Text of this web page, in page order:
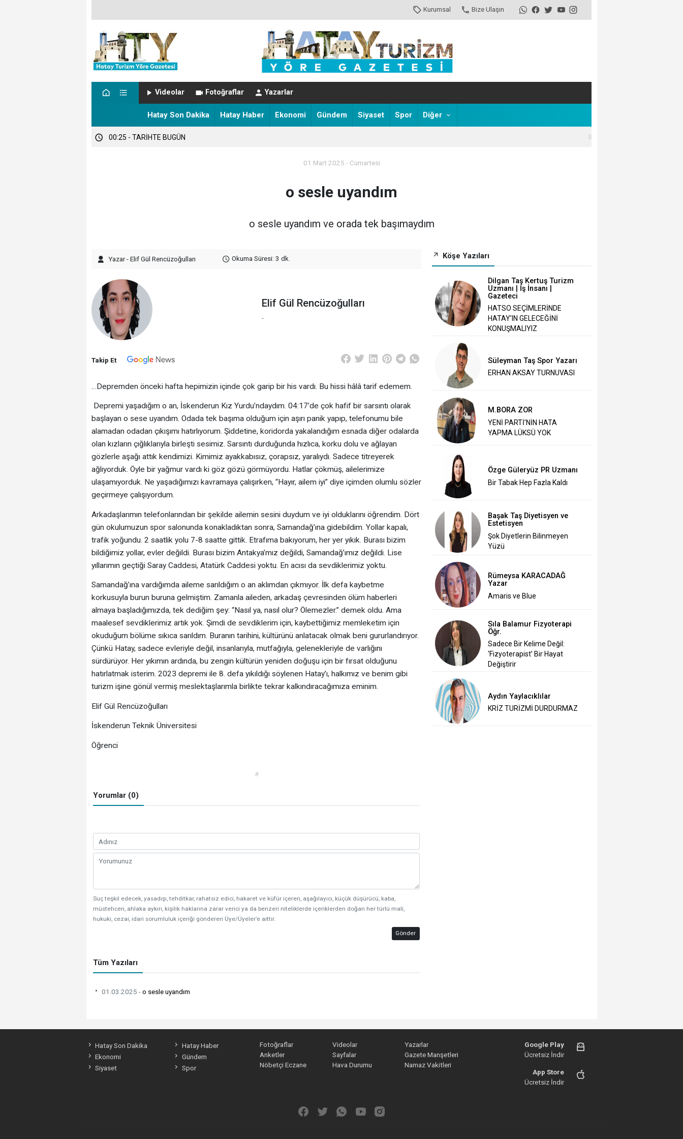
Kurumsal Bize Ulaşın
Videolar Fotoğraflar Yazarlar
Hatay Son Dakika Hatay Haber Ekonomi Gündem Siyaset Spor Diğer
00:25 - TARİHTE BUGÜN
01 Mart 2025 - Cumartesi
o sesle uyandım
o sesle uyandım ve orada tek başımaydım
Yazar - Elif Gül Rencüzoğulları Okuma Süresi: 3 dk.
Elif Gül Rencüzoğulları
-
Takip Et
…Depremden önceki hafta hepimizin içinde çok garip bir his vardı. Bu hissi hâlâ tarif edemem.
Depremi yaşadığım o an, İskenderun Kız Yurdu’ndaydım. 04:17’de çok hafif bir sarsıntı olarak
başlayan o sese uyandım. Odada tek başıma olduğum için aşırı panik yapıp, telefonumu bile
alamadan odadan çıkışımı hatırlıyorum. Şiddetine, koridorda yakalandığım esnada diğer odalarda
olan kızların çığlıklarıyla birleşti sesimiz. Sarsıntı durduğunda hızlıca, korku dolu ve ağlayan
gözlerle aşağı attık kendimizi. Kimimiz ayakkabısız, çorapsız, yaralıydı. Sadece titreyerek
ağlıyorduk. Öyle bir yağmur vardı ki göz gözü görmüyordu. Hatlar çökmüş, ailelerimize
ulaşamıyorduk. Ne yaşadığımızı kavramaya çalışırken, “Hayır, ailem iyi” diye içimden olumlu sözler
geçirmeye çalışıyordum.
Arkadaşlarımın telefonlarından bir şekilde ailemin sesini duydum ve iyi olduklarını öğrendim. Dört
gün okulumuzun spor salonunda konakladıktan sonra, Samandağ’ına gidebildim. Yollar kapalı,
trafik yoğundu. 2 saatlik yolu 7-8 saatte gittik. Etrafıma bakıyorum, her yer yıkık. Burası bizim
bildiğimiz yollar, evler değildi. Burası bizim Antakya’mız değildi, Samandağ’ımız değildi. Lise
yıllarımın geçtiği Saray Caddesi, Atatürk Caddesi yoktu. En acısı da sevdiklerimiz yoktu.
Samandağ’ına vardığımda aileme sarıldığım o an aklımdan çıkmıyor. İlk defa kaybetme
korkusuyla burun buruna gelmiştim. Zamanla aileden, arkadaş çevresinden ölüm haberleri
almaya başladığımızda, tek dediğim şey: “Nasıl ya, nasıl olur? Ölemezler.” demek oldu. Ama
maalesef sevdiklerimiz artık yok. Şimdi de sevdiklerim için, kaybettiğimiz memleketim için
okuduğum bölüme sıkıca sarıldım. Buranın tarihini, kültürünü anlatacak olmak beni gururlandırıyor.
Çünkü Hatay, sadece evleriyle değil, insanlarıyla, mutfağıyla, gelenekleriyle de varlığını
sürdürüyor. Her yıkımın ardında, bu zengin kültürün yeniden doğuşu için bir fırsat olduğunu
hatırlatmak isterim. 2023 depremi ile 8. defa yıkıldığı söylenen Hatay’ı, halkımız ve benim gibi
turizm işine gönül vermiş meslektaşlarımla birlikte tekrar kalkındıracağımıza eminim.
Elif Gül Rencüzoğulları
İskenderun Teknik Üniversitesi
Öğrenci
#
Yorumlar (0)
Suç teşkil edecek, yasadışı, tehditkar, rahatsız edici, hakaret ve küfür içeren, aşağılayıcı, küçük düşürücü, kaba,
müstehcen, ahlaka aykırı, kişilik haklarına zarar verici ya da benzeri niteliklerde içeriklerden doğan her türlü mali,
hukuki, cezai, idari sorumluluk içeriği gönderen Üye/Üyeler’e aittir.
Gönder
Tüm Yazıları
01.03.2025 -o sesle uyandım
Köşe Yazıları
Dilgan Taş Kertuş Turizm
Uzmanı | İş İnsanı |
Gazeteci
HATSO SEÇİMLERİNDE
HATAY’IN GELECEĞİNİ
KONUŞMALIYIZ
Süleyman Taş Spor Yazarı
ERHAN AKSAY TURNUVASI
M.BORA ZOR
YENİ PARTİ’NİN HATA
YAPMA LÜKSÜ YOK
Özge Güleryüz PR Uzmanı
Bir Tabak Hep Fazla Kaldı
Başak Taş Diyetisyen ve
Estetisyen
Şok Diyetlerin Bilinmeyen
Yüzü
Rümeysa KARACADAĞ
Yazar
Amaris ve Blue
Sıla Balamur Fizyoterapi
Öğr.
Sadece Bir Kelime Değil:
‘Fizyoterapist’ Bir Hayat
Değiştirir
Aydın Yaylacıklılar
KRİZ TURİZMİ DURDURMAZ
Hatay Son Dakika
Hatay Haber
Ekonomi
Gündem
Siyaset
Spor
Fotoğraflar Videolar
Yazarlar
Anketler
Sayfalar
Gazete Manşetleri
Nöbetçi Eczane
Hava Durumu Namaz Vakitleri
Google Play
Ücretsiz İndir
App Store
Ücretsiz İndir